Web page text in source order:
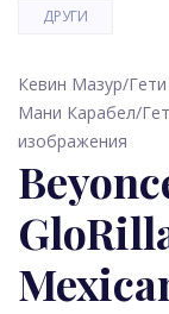
ДРУГИ
Кевин Мазур/
Мани Карабел/
изображения